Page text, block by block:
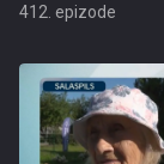
412. epizode